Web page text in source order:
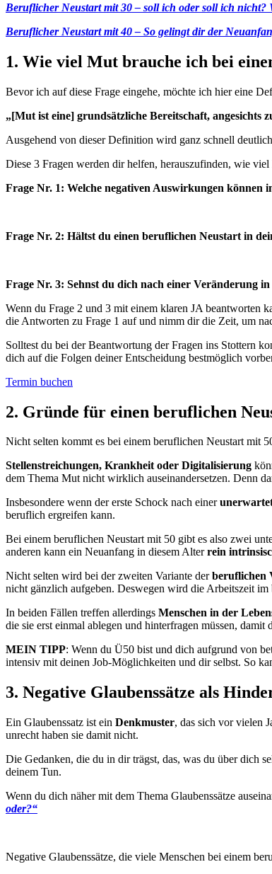
Beruflicher Neustart mit 30 – soll ich oder soll ich nicht?
Beruflicher Neustart mit 40 – So gelingt dir der
1. Wie viel Mut brauche ich bei
Bevor ich auf diese Frage eingehe, möchte ich hier eine
„[Mut ist eine] grundsätzliche Bereitschaft,
Ausgehend von dieser Definition wird ganz schnell
Diese 3 Fragen werden dir helfen, herauszufinden, wie
Frage Nr. 1: Welche negativen Auswirkungen können
Frage Nr. 2: Hältst du einen beruflichen Neustart in
Frage Nr. 3: Sehnst du dich nach einer Veränderung in
Wenn du Frage 2 und 3 mit einem klaren JA beantworten
die Antworten zu Frage 1 auf und nimm dir die Zeit, um
Solltest du bei der Beantwortung der Fragen ins Stottern
dich auf die Folgen deiner Entscheidung bestmöglich
Termin buchen
2. Gründe für einen beruflichen
Nicht selten kommt es bei einem beruflichen Neustart mit
Stellenstreichungen, Krankheit oder Digitalisierung
dem Thema Mut nicht wirklich auseinandersetzen. Denn
Insbesondere wenn der erste Schock nach einer
beruflich ergreifen kann.
Bei einem beruflichen Neustart mit 50 gibt es also zwei
anderen kann ein Neuanfang in diesem Alterrein
Nicht selten wird bei der zweiten Variante derberuflichen
nicht gänzlich aufgeben. Deswegen wird die Arbeitszeit
In beiden Fällen treffen allerdings Menschen in der
die sie erst einmal ablegen und hinterfragen müssen,
MEIN TIPP: Wenn du Ü50 bist und dich aufgrund von
intensiv mit deinen Job-Möglichkeiten und dir selbst. So
3. Negative Glaubenssätze als
Ein Glaubenssatz ist ein Denkmuster, das sich vor vielen
unrecht haben sie damit nicht.
Die Gedanken, die du in dir trägst, das, was du über dich
deinem Tun.
Wenn du dich näher mit dem Thema Glaubenssätze
oder?“
Negative Glaubenssätze, die viele Menschen bei einem